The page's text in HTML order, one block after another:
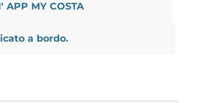
MY COSTA
a bordo.